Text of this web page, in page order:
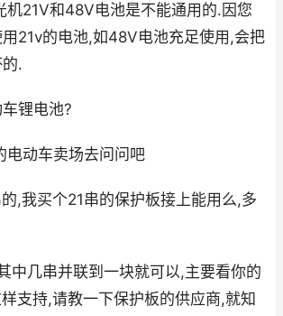
机21V和48V电池是不能通用的.因您
21v的电池,如48V电池充足使用,会把
.
锂电池?
电动车卖场去问问吧
,我买个21串的保护板接上能用么,多
中几串并联到一块就可以,主要看你的
支持,请教一下保护板的供应商,就知